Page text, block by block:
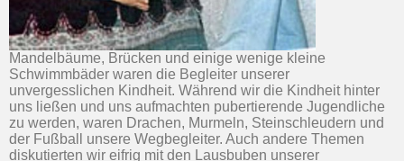
Mandelbäume, Brücken und einige wenige kleine
Schwimmbäder waren die Begleiter unserer
unvergesslichen Kindheit. Während wir die Kindheit hinter
uns ließen und uns aufmachten pubertierende Jugendliche
zu werden, waren Drachen, Murmeln, Steinschleudern und
der Fußball unsere Wegbegleiter. Auch andere Themen
diskutierten wir eifrig mit den Lausbuben unserer